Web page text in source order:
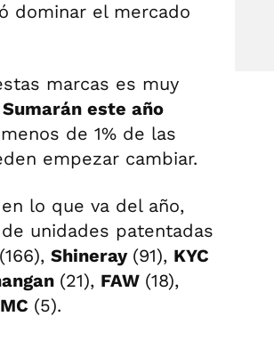
dominar el mercado
marcas es muy
Sumarán este año
de 1% de las
empezar cambiar.
lo que va del año,
unidades patentadas
(166), Shineray (91), KYC
(21), FAW (18),
(5).